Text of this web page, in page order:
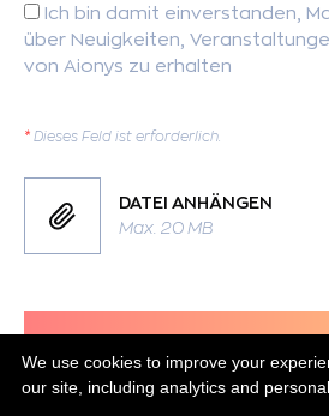
Ich bin damit einverstanden,
über Neuigkeiten,
von Aionys zu erhalten
* Dieses Feld ist erforderlich.
DATEI ANHÄNGEN
Max. 20 MB
We use cookies to improve your
our site, including analytics and